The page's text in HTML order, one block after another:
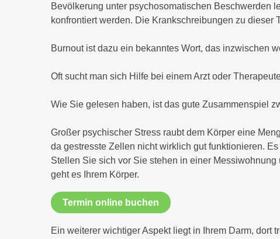
Bevölkerung unter psychosomatischen Beschwerden
konfrontiert werden. Die Krankschreibungen zu dieser
Burnout ist dazu ein bekanntes Wort, das inzwischen
Oft sucht man sich Hilfe bei einem Arzt oder
Wie Sie gelesen haben, ist das gute Zusammenspiel
Großer psychischer Stress raubt dem Körper eine
da gestresste Zellen nicht wirklich gut funktionieren.
Stellen Sie sich vor Sie stehen in einer
geht es Ihrem Körper.
Termin online buchen
Ein weiterer wichtiger Aspekt liegt in Ihrem Darm, dort